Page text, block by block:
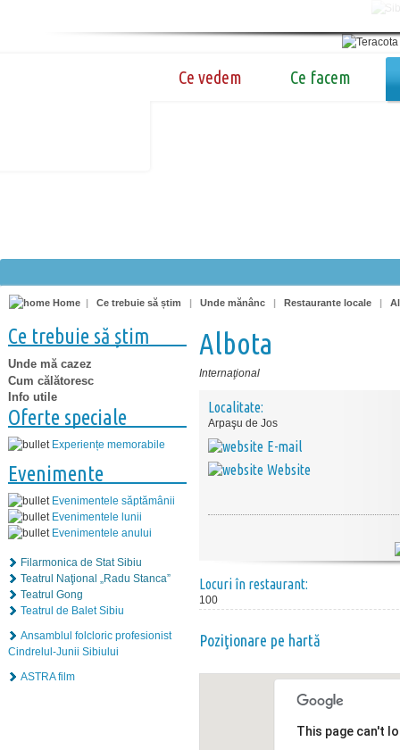
Ce vedem Ce facem
Home | Ce trebuie să știm | Unde mănânc | Restaurante locale |
Ce trebuie să știm
Unde mă cazez
Cum călătoresc
Info utile
Oferte speciale
Experiențe memorabile
Evenimente
Evenimentele săptămânii
Evenimentele lunii
Evenimentele anului
Filarmonica de Stat Sibiu
Teatrul Naţional „Radu Stanca”
Teatrul Gong
Teatrul de Balet Sibiu
Ansamblul folcloric profesionist
Cindrelul-Junii Sibiului
ASTRA film
Albota
Internaţional
Localitate:
Arpaşu de Jos
E-mail
Website
Locuri în restaurant:
100
Poziţionare pe hartă
This page can't